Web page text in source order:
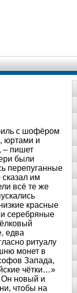
с шофёром
юртами и
– пишет
были
перепуганные
им
всё те же
красные
серебряные
едва
ритуалу
монет в
Запада,
чётки…»
Он новый и
чтобы на